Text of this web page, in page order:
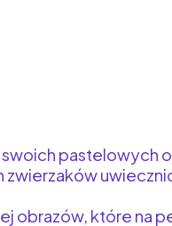
swoich
zwierzaków
obrazów, które na